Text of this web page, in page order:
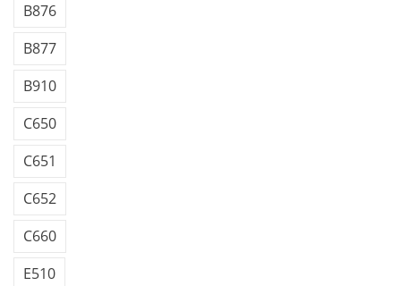
B876
B877
B910
C650
C651
C652
C660
E510